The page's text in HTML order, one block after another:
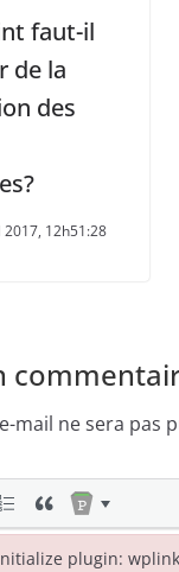
faut-il
de la
des
12h51:28
mail ne sera pas
plugin: wplink